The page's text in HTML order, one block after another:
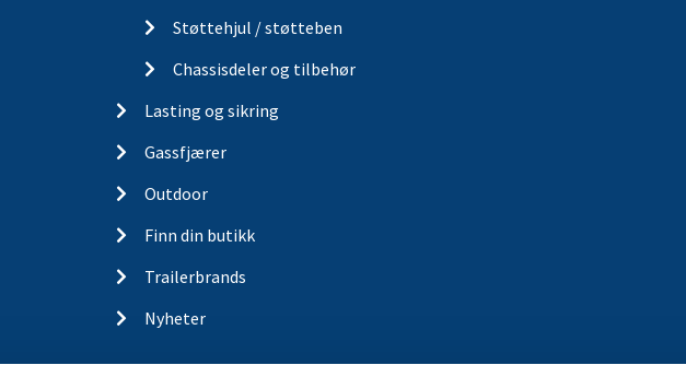
Støttehjul / støtteben
Chassisdeler og tilbehør
Lasting og sikring
Gassfjærer
Outdoor
Finn din butikk
Trailerbrands
Nyheter